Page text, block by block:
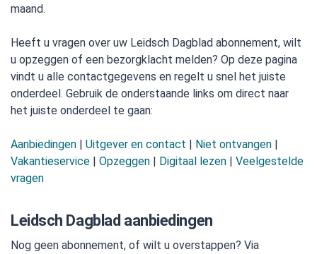
maand.
Heeft u vragen over uw Leidsch Dagblad abonnement, wilt
u opzeggen of een bezorgklacht melden? Op deze pagina
vindt u alle contactgegevens en regelt u snel het juiste
onderdeel. Gebruik de onderstaande links om direct naar
het juiste onderdeel te gaan:
Aanbiedingen | Uitgever en contact | Niet ontvangen |
Vakantieservice | Opzeggen | Digitaal lezen | Veelgestelde
vragen
Leidsch Dagblad aanbiedingen
Nog geen abonnement, of wilt u overstappen? Via